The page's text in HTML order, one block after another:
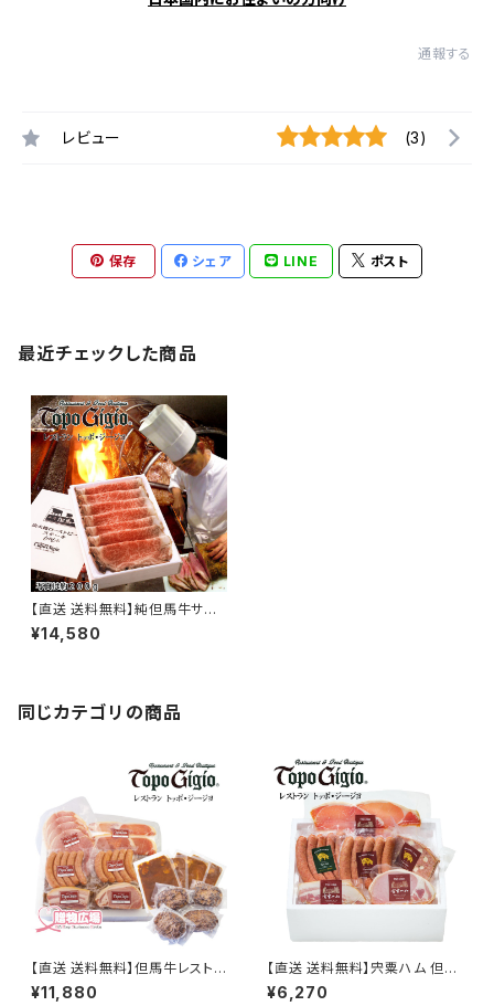
通報する
レビュー (3)
保存 シェア LINE ポスト
最近チェックした商品
【直送 送料無料】純但馬牛サー
ロイン炭火焼ローストビーフ28
0g TOPO-RO10(スライス済)
¥14,580
同じカテゴリの商品
【直送 送料無料】但馬牛レストラ
ン トッポ・ジージョ 手作りハ
ム・ハンバーグ詰合せ TOPO-1
¥11,880
【直送 送料無料】宍粟ハム 但馬
牛レストラン トッポ・ジージョ 手
作りハム詰合せ TOPO-5
¥6,270